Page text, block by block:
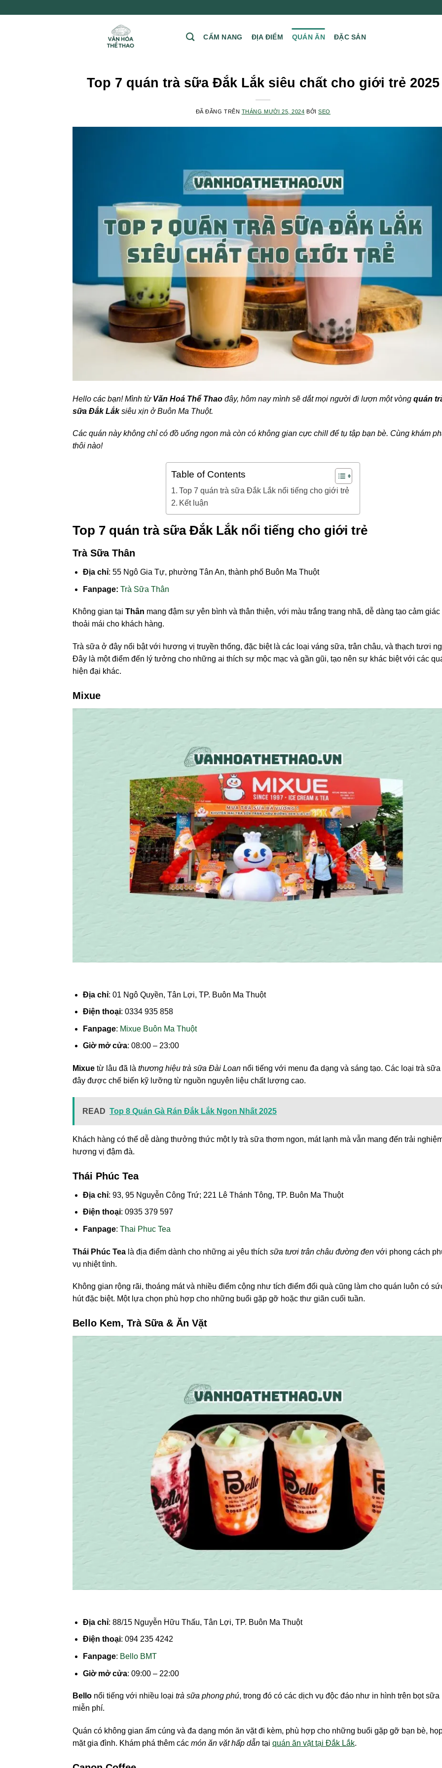
CẨM NANG ĐỊA ĐIỂM QUÁN ĂN ĐẶC SẢN
Top 7 quán trà sữa Đắk Lắk siêu chất cho giới trẻ 2025
ĐÃ ĐĂNG TRÊN THÁNG MƯỜI 25, 2024 BỞISEO
Hello các bạn! Mình từ Văn Hoá Thể Thao đây, hôm nay mình sẽ dắt mọi người đi lượn một vòng quán
sữa Đắk Lắksiêu xịn ở Buôn Ma Thuột.
Các quán này không chỉ có đồ uống ngon mà còn có không gian cực chill để tụ tập bạn bè. Cùng khám
thôi nào!
Table of Contents
Top 7 quán trà sữa Đắk Lắk nổi tiếng cho giới trẻ
Kết luận
Top 7 quán trà sữa Đắk Lắk nổi tiếng cho giới trẻ
Trà Sữa Thân
Địa chỉ: 55 Ngô Gia Tự, phường Tân An, thành phố Buôn Ma Thuột
Fanpage: Trà Sữa Thân
Không gian tại Thân mang đậm sự yên bình và thân thiện, với màu trắng trang nhã, dễ dàng tạo cảm giác
thoải mái cho khách hàng.
Trà sữa ở đây nổi bật với hương vị truyền thống, đặc biệt là các loại váng sữa, trân châu, và thạch tươi
Đây là một điểm đến lý tưởng cho những ai thích sự mộc mạc và gần gũi, tạo nên sự khác biệt với các
hiện đại khác.
Mixue
Địa chỉ: 01 Ngô Quyền, Tân Lợi, TP. Buôn Ma Thuột
Điện thoại: 0334 935 858
Fanpage: Mixue Buôn Ma Thuột
Giờ mở cửa: 08:00 – 23:00
Mixue từ lâu đã là thương hiệu trà sữa Đài Loan nổi tiếng với menu đa dạng và sáng tạo. Các loại trà sữa
đây được chế biến kỹ lưỡng từ nguồn nguyên liệu chất lượng cao.
READ Top 8 Quán Gà Rán Đắk Lắk Ngon Nhất 2025
Khách hàng có thể dễ dàng thưởng thức một ly trà sữa thơm ngon, mát lạnh mà vẫn mang đến trải
hương vị đậm đà.
Thái Phúc Tea
Địa chỉ: 93, 95 Nguyễn Công Trứ; 221 Lê Thánh Tông, TP. Buôn Ma Thuột
Điện thoại: 0935 379 597
Fanpage: Thai Phuc Tea
Thái Phúc Tea là địa điểm dành cho những ai yêu thích sữa tươi trân châu đường đen với phong cách
vụ nhiệt tình.
Không gian rộng rãi, thoáng mát và nhiều điểm cộng như tích điểm đổi quà cũng làm cho quán luôn có
hút đặc biệt. Một lựa chọn phù hợp cho những buổi gặp gỡ hoặc thư giãn cuối tuần.
Bello Kem, Trà Sữa & Ăn Vặt
Địa chỉ: 88/15 Nguyễn Hữu Thấu, Tân Lợi, TP. Buôn Ma Thuột
Điện thoại: 094 235 4242
Fanpage: Bello BMT
Giờ mở cửa: 09:00 – 22:00
Bello nổi tiếng với nhiều loại trà sữa phong phú, trong đó có các dịch vụ độc đáo như in hình trên bọt sữa
miễn phí.
Quán có không gian ấm cúng và đa dạng món ăn vặt đi kèm, phù hợp cho những buổi gặp gỡ bạn bè,
mặt gia đình. Khám phá thêm các món ăn vặt hấp dẫn tại quán ăn vặt tại Đắk Lắk.